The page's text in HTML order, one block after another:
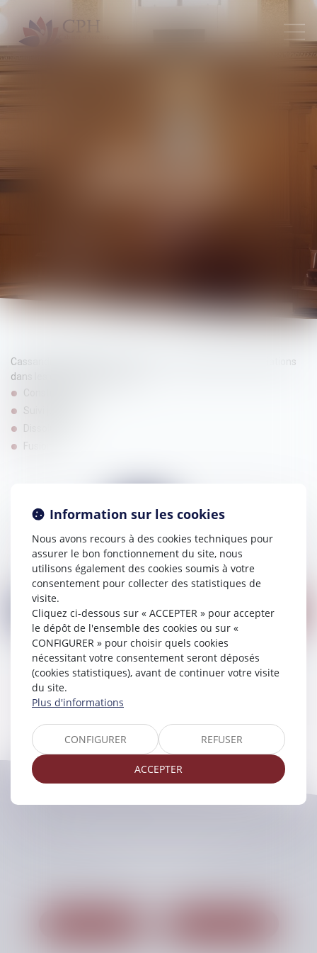
Cassandre HUCHET pourra assister et conseiller les associations
dans les différentes phases :
Constitution
Suivi juridique
Dissolution
Fusion
Nous contacter
Information sur les cookies
Nous avons recours à des cookies techniques pour
assurer le bon fonctionnement du site, nous
utilisons également des cookies soumis à votre
consentement pour collecter des statistiques de
visite.
Cliquez ci-dessous sur « ACCEPTER » pour accepter
le dépôt de l'ensemble des cookies ou sur «
CONFIGURER » pour choisir quels cookies
nécessitant votre consentement seront déposés
(cookies statistiques), avant de continuer votre visite
du site.
Plus d'informations
CONFIGURER REFUSER
ACCEPTER